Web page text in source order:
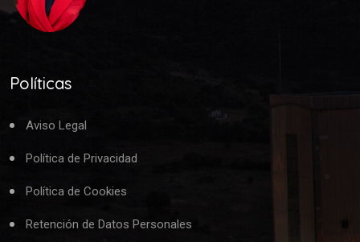
Políticas
Aviso Legal
Política de Privacidad
Política de Cookies
Retención de Datos Personales